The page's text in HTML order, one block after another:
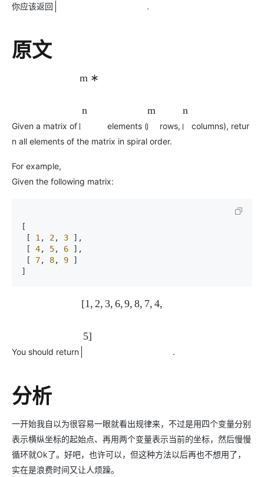
你应该返回
原文
Given a matrix of
m ∗
n
elements (
m
rows,
n
columns), retur
n all elements of the matrix in spiral order.
For example,
Given the following matrix:
[
[
1 , 2, 3 ] ,
[
4, 5, 6 ] ,
[
7, 8, 9
]
]
You should return
[1 , 2, 3, 6, 9, 8, 7, 4,
5]
.
分析
一开始我自以为很容易一眼就看出规律来，不过是用四个变量分别
表示横纵坐标的起始点、再用两个变量表示当前的坐标，然后慢慢
循环就Ok了。好吧，也许可以，但这种方法以后再也不想用了，
实在是浪费时间又让人烦躁。